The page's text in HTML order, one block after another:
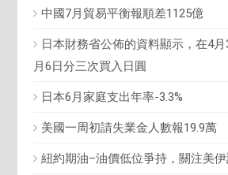
中國7月貿易平衡報順差1125億
日本財務省公佈的資料顯示，在4
月6日分三次買入日圓
日本6月家庭支出年率-3.3%
美國一周初請失業金人數報19.9萬
紐約期油–油價低位爭持，關注美